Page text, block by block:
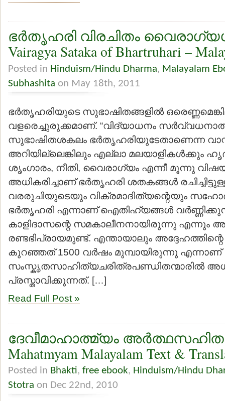
ഭര്‍തൃഹരി വിരചിതം
Vairagya Sataka of Bhartruhari –
Posted in Hinduism/Hindu Dharma, Malayalam
Subhashita on May 18th, 2011
ഭര്‍തൃഹരിയുടെ സുഭാഷിതങ്ങളില്‍
വളരെച്ചുരുക്കമാണ്. “വിദ്യാധനം
സുഭാഷിതശകലം ഭര്‍തൃഹരിയുടേതാണെന്ന
അറിയില്ലെങ്കിലും എല്ലാ മലയാളികള്‍ക്കും
ശൃംഗാരം, നീതി, വൈരാഗ്യം എന്നീ മൂന്നു
അധികരിച്ചാണ് ഭര്‍തൃഹരി ശതകങ്ങള്‍
വരരുചിയുടെയും വിക്രമാദിത്യന്റെയും
ഭര്‍തൃഹരി എന്നാണ് ഐതിഹ്യങ്ങള്‍
കാളിദാസന്റെ സമകാലീനനായിരുന്നു എന്നും
രണ്ടഭിപ്രായമുണ്ട്. എന്തായാലും
കുറഞ്ഞത് 1500 വര്‍ഷം മുമ്പായിരുന്നു എന്നാണ്
സംസ്കൃതസാഹിത്യചരിത്രപണ്ഡിതന്മാരില്‍
പ്രസ്താവിക്കുന്നത്. […]
Read Full Post »
ദേവീമാഹാത്മ്യം അര്‍ത്ഥസഹിതം
Mahatmyam Malayalam Text &
Posted in Bhakti, free ebook, Hinduism/Hindu
Stotra on Dec 22nd, 2010